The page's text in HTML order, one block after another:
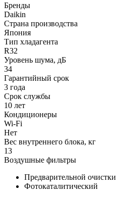
Бренды
Daikin
Страна производства
Япония
Тип хладагента
R32
Уровень шума, дБ
34
Гарантийный срок
3 года
Срок службы
10 лет
Кондиционеры
Wi-Fi
Нет
Вес внутреннего блока, кг
13
Воздушные фильтры
Предварительной очистки
Фотокаталитический